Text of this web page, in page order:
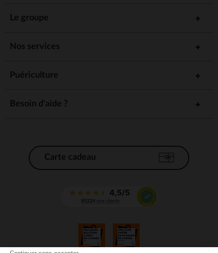
Le groupe
Nos services
Puériculture
Besoin d'aide ?
Carte cadeau